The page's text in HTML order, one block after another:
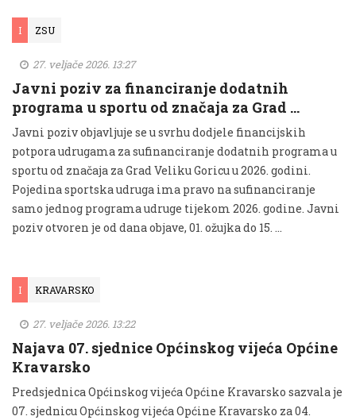
I ZSU
27. veljače 2026. 13:27
Javni poziv za financiranje dodatnih
programa u sportu od značaja za Grad …
Javni poziv objavljuje se u svrhu dodjele financijskih
potpora udrugama za sufinanciranje dodatnih programa u
sportu od značaja za Grad Veliku Goricu u 2026. godini.
Pojedina sportska udruga ima pravo na sufinanciranje
samo jednog programa udruge tijekom 2026. godine. Javni
poziv otvoren je od dana objave, 01. ožujka do 15. …
I KRAVARSKO
27. veljače 2026. 13:22
Najava 07. sjednice Općinskog vijeća Općine
Kravarsko
Predsjednica Općinskog vijeća Općine Kravarsko sazvala je
07. sjednicu Općinskog vijeća Općine Kravarsko za 04.